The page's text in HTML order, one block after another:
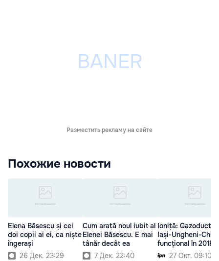
Разместить рекламу на сайте
Похожие новости
Elena Băsescu și cei
doi copii ai ei, ca niște
îngerași
26 Дек. 23:29
Cum arată noul iubit al
Elenei Băsescu. E mai
tânăr decât ea
7 Дек. 22:40
Ioniță: Gazoductul
Iași-Ungheni-
funcțional în 2018
27 Окт. 09:10